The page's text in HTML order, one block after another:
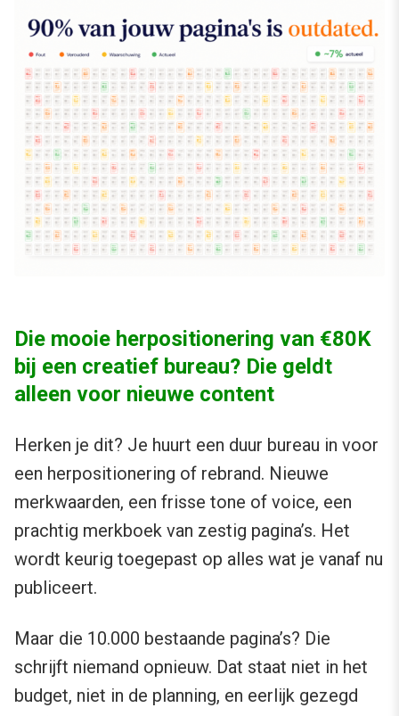
Die mooie herpositionering van €80K
bij een creatief bureau? Die geldt
alleen voor nieuwe content
Herken je dit? Je huurt een duur bureau in voor
een herpositionering of rebrand. Nieuwe
merkwaarden, een frisse tone of voice, een
prachtig merkboek van zestig pagina’s. Het
wordt keurig toegepast op alles wat je vanaf nu
publiceert.
Maar die 10.000 bestaande pagina’s? Die
schrijft niemand opnieuw. Dat staat niet in het
budget, niet in de planning, en eerlijk gezegd